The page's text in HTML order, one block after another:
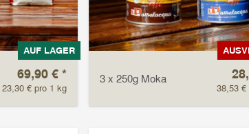
AUF LAGER
69,90 €*
23,30 € pro 1 kg
3 x 250g Moka
38,53 €